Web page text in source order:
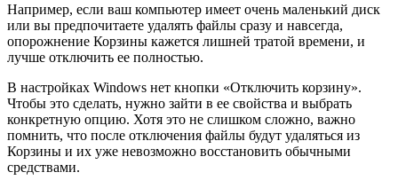
Например, если ваш компьютер имеет очень маленький диск
или вы предпочитаете удалять файлы сразу и навсегда,
опорожнение Корзины кажется лишней тратой времени, и
лучше отключить ее полностью.
В настройках Windows нет кнопки «Отключить корзину».
Чтобы это сделать, нужно зайти в ее свойства и выбрать
конкретную опцию. Хотя это не слишком сложно, важно
помнить, что после отключения файлы будут удаляться из
Корзины и их уже невозможно восстановить обычными
средствами.